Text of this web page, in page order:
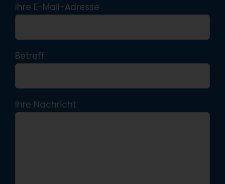
Ihre E-Mail-Adresse
Betreff
Ihre Nachricht